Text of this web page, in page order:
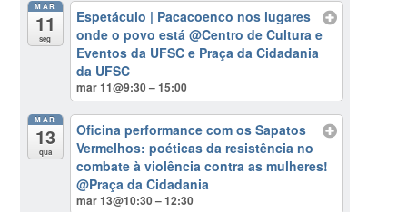
MAR
11
seg
Espetáculo | Pacacoenco nos lugares
onde o povo está@Centro de Cultura e
Eventos da UFSC e Praça da Cidadania
da UFSC
mar 11@9:30 – 15:00
MAR
13
qua
Oficina performance com os Sapatos
Vermelhos: poéticas da resistência no
combate à violência contra as mulheres!
@Praça da Cidadania
mar 13@10:30 – 12:30